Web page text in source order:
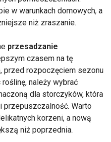
w warunkach domowych, a
niż zraszanie.
przesadzanie
czasem na tę
przed rozpoczęciem sezonu
należy wybrać
dla storczyków, która
przepuszczalność. Warto
korzeni, a nową
niż poprzednia.